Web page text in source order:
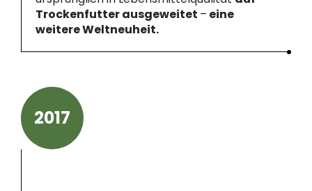
Trockenfutter ausgeweitet – eine
weitere Weltneuheit.
2017